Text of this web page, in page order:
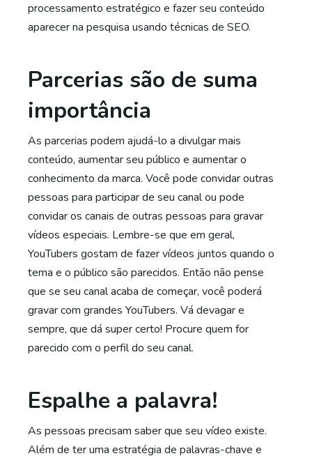
processamento estratégico e fazer seu conteúdo
aparecer na pesquisa usando técnicas de SEO.
Parcerias são de suma
importância
As parcerias podem ajudá-lo a divulgar mais
conteúdo, aumentar seu público e aumentar o
conhecimento da marca. Você pode convidar outras
pessoas para participar de seu canal ou pode
convidar os canais de outras pessoas para gravar
vídeos especiais. Lembre-se que em geral,
YouTubers gostam de fazer vídeos juntos quando o
tema e o público são parecidos. Então não pense
que se seu canal acaba de começar, você poderá
gravar com grandes YouTubers. Vá devagar e
sempre, que dá super certo! Procure quem for
parecido com o perfil do seu canal.
Espalhe a palavra!
As pessoas precisam saber que seu vídeo existe.
Além de ter uma estratégia de palavras-chave e